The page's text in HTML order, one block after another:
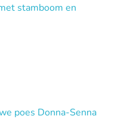
stamboom en